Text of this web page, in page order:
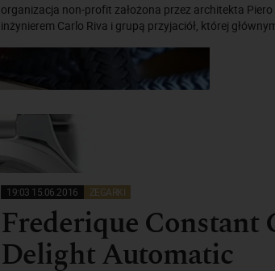
organizacja non-profit założona przez architekta
inżynierem Carlo Riva i grupą przyjaciół, której
19:03 15.06.2016 ZEGARKI
Frederique Constant
Delight Automatic